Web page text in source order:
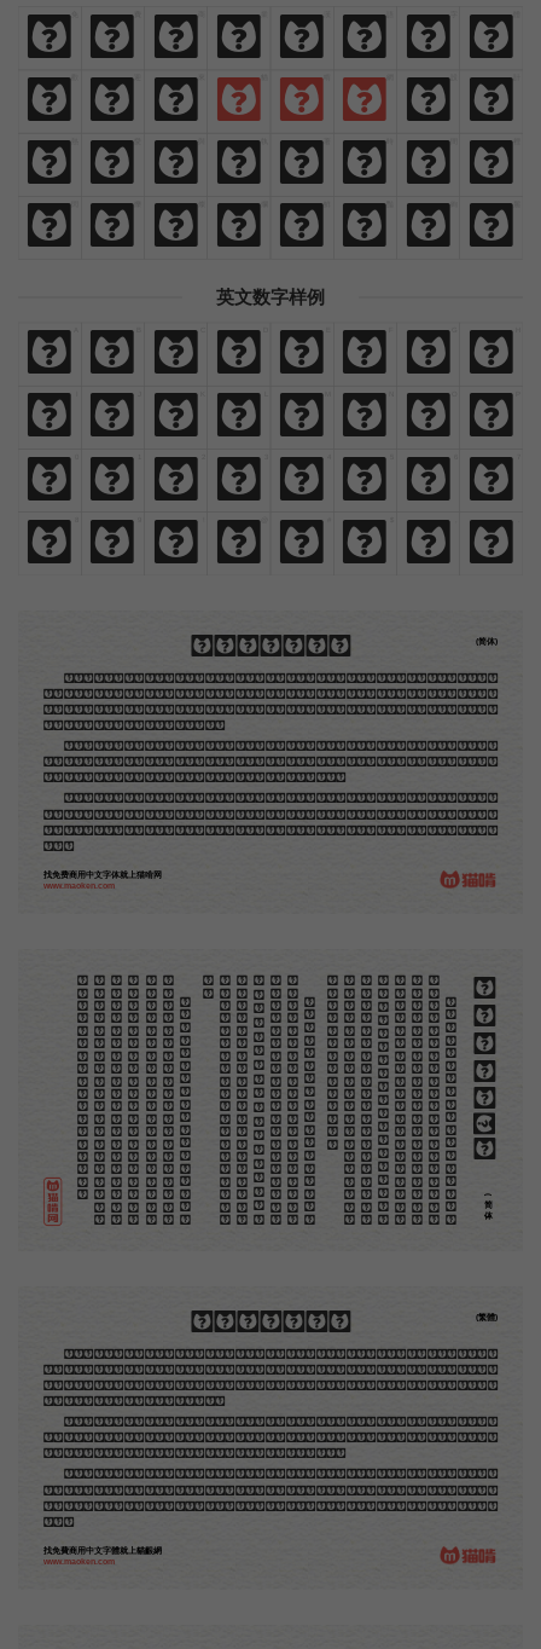
免 費 商 業 漢 語 字 體
歡 迎 來 貓 啃 網 設 計
熱 愛 與
與 執
執 著 時 間
間 裡
裡
閃 爍 燦
燦 爛
爛 鮮 豔 絢
絢 麗
麗
英文数字样例
A B C D E F G H
I J K L M N O P
0 1 2 3 4 5 6 7
8 9 ! @ # $ , .
木刻创作法·序
地不问东西，凡木刻的图版，向来是画管画，刻管刻，印管印的。中国用得最早，而照例也久经衰
退；清光绪中，英人傅兰雅氏编印《格致汇编》，插图就已非中国刻工所能刻，精细的必需由英国运了
图版来。那就是所谓「木口木刻」，也即「复制木刻」，和用在编给印度人读的英文书，后来也就移给
中国人读的英文书上的插画，是同类的。
那时我还是一个儿童，见了这些图，便震惊于它的精工活泼，当作宝贝看。到近几年，才知道西洋
还有一种由画家一手造成的版画，也就是原画，倘用木版，便叫作「创作木刻」，是艺术家直接的创作
品，毫不假手于刻者和印者的。现在我们所要绍介的，便是这一种。
但是至今没有一本讲说木刻的书，这才是第一本。虽然稍简略，却已经给了读者一个大意。由此发
展下去，路是广大得很。题材会丰富起来的，技艺也会精炼起来的，采取新法，加以中国旧日之所长，
还有开出一条新的路径来的希望。那时作者各将自己的本领和心得，贡献出来，中国的木刻界就会发生
光焰。
(简体)
找免费商用中文字体就上猫啃网
www.maoken.com
木刻创作法·序
地
不
问
东
西
，
凡
木
刻
的
图
版
，
向
来
是
画
管
画，
刻
管
刻
，
印
管
印
的
。
中
国
用
得
最
早
，
而
照
例也
久
经
衰
退
；
清
光
绪
中
，
英
人
傅
兰
雅
氏
编
印
《格
致
汇
编
》
，
插
图
就
已
非
中
国
刻
工
所
能
刻
，
精细
的
必
需
由
英
国
运
了
图
版
来
。
那
就
是
所
谓
「木
口
木
刻
」
，
也
即
「
复
制
木
刻
」
，
和
用
在
编
给印
度
人
读
的
英
文
书
，
后
来
也
就
移
给
中
国
人
读
的英
文
书
上
的
插
画
，
是
同
类
的
。
那
时
我
还
是
一
个
儿
童
，
见
了
这
些
图
，
便
震
惊于
它
的
精
工
活
泼
，
当
作
宝
贝
看
。
到
近
几
年
，
才知
道
西
洋
还
有
一
种
由
画
家
一
手
造
成
的
版
画
，
也就
是
原
画
，
倘
用
木
版
，
便
叫
作
「
创
作
木
刻」
，
是
艺
术
家
直
接
的
创
作
品
，
毫
不
假
手
于
刻
者和
印
者
的
。
现
在
我
们
所
要
绍
介
的
，
便
是
这
一
种
。
但
是
至
今
没
有
一
本
讲
说
木
刻
的
书
，
这
才
是
第一
本
。
虽
然
稍
简
略
，
却
已
经
给
了
读
者
一
个
大
意。
由
此
发
展
下
去
，
路
是
广
大
得
很
。
题
材
会
丰
富起
来
的
，
技
艺
也
会
精
炼
起
来
的
，
采
取
新
法
，
加以
中
国
旧
日
之
所
长
，
还
有
开
出
一
条
新
的
路
径
来的
希
望
。
那
时
作
者
各
将
自
己
的
本
领
和
心
得
，
贡献
出
来
，
中
国
的
木
刻
界
就
会
发
生
光
焰
。
(简体)
木刻創作法·序
地不問東西，凡木刻的圖版，向來是畫管畫，刻管刻，印管印的。中國用得最早，而照例也久經衰
退；清光緒中，英人傅蘭雅氏編印《格致彙編》，插圖就已非中國刻工所能刻，精細的必需由英國運了
圖版來。那就是所謂「木口木刻」，也即「複製木刻」，和用在編給印度人讀的英文書，後來也就移給
中國人讀的英文書上的插畫，是同類的。
那時我還是一個兒童，見了這些圖，便震驚於它的精工活潑，當作寶貝看。到近幾年，才知道西洋
還有一種由畫家一手造成的版畫，也就是原畫，倘用木版，便叫作「創作木刻」，是藝術家直接的創作
品，毫不假手於刻者和印者的。現在我們所要紹介的，便是這一種。
但是至今沒有一本講說木刻的書，這才是第一本。雖然稍簡略，卻已經給了讀者一個大意。由此發
展下去，路是廣大得很。題材會豐富起來的，技藝也會精煉起來的，採取新法，加以中國舊日之所長，
還有開出一條新的路徑來的希望。那時作者各將自己的本領和心得，貢獻出來，中國的木刻界就會發生
光焰。
(繁體)
找免費商用中文字體就上貓齦網
www.maoken.com